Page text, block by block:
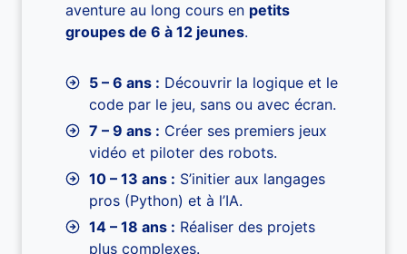
aventure au long cours en petits
groupes de 6 à 12 jeunes.
5 – 6 ans : Découvrir la logique et le
code par le jeu, sans ou avec écran.
7 – 9 ans : Créer ses premiers jeux
vidéo et piloter des robots.
10 – 13 ans : S’initier aux langages
pros (Python) et à l’IA.
14 – 18 ans : Réaliser des projets
plus complexes.